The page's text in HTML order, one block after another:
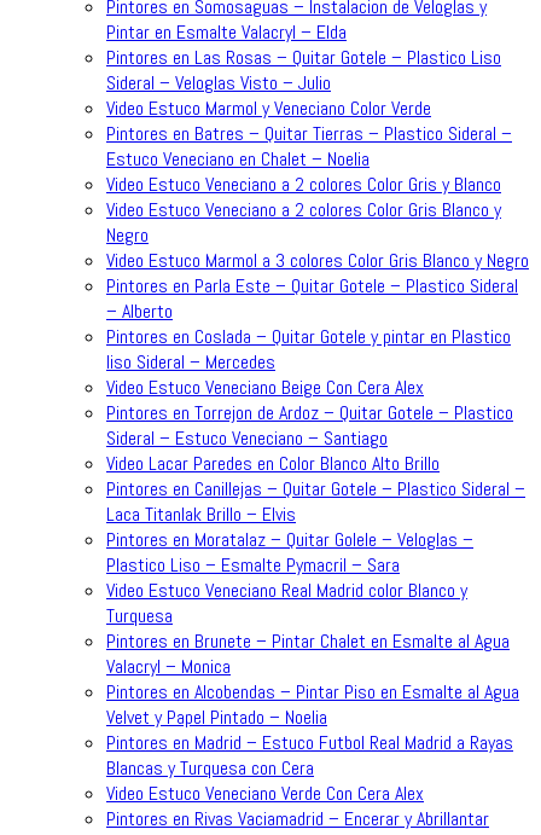
Pintores en Somosaguas – Instalacion de Veloglas y
Pintar en Esmalte Valacryl – Elda
Pintores en Las Rosas – Quitar Gotele – Plastico Liso
Sideral – Veloglas Visto – Julio
Video Estuco Marmol y Veneciano Color Verde
Pintores en Batres – Quitar Tierras – Plastico Sideral –
Estuco Veneciano en Chalet – Noelia
Video Estuco Veneciano a 2 colores Color Gris y Blanco
Video Estuco Veneciano a 2 colores Color Gris Blanco y
Negro
Video Estuco Marmol a 3 colores Color Gris Blanco y Negro
Pintores en Parla Este – Quitar Gotele – Plastico Sideral
– Alberto
Pintores en Coslada – Quitar Gotele y pintar en Plastico
liso Sideral – Mercedes
Video Estuco Veneciano Beige Con Cera Alex
Pintores en Torrejon de Ardoz – Quitar Gotele – Plastico
Sideral – Estuco Veneciano – Santiago
Video Lacar Paredes en Color Blanco Alto Brillo
Pintores en Canillejas – Quitar Gotele – Plastico Sideral –
Laca Titanlak Brillo – Elvis
Pintores en Moratalaz – Quitar Golele – Veloglas –
Plastico Liso – Esmalte Pymacril – Sara
Video Estuco Veneciano Real Madrid color Blanco y
Turquesa
Pintores en Brunete – Pintar Chalet en Esmalte al Agua
Valacryl – Monica
Pintores en Alcobendas – Pintar Piso en Esmalte al Agua
Velvet y Papel Pintado – Noelia
Pintores en Madrid – Estuco Futbol Real Madrid a Rayas
Blancas y Turquesa con Cera
Video Estuco Veneciano Verde Con Cera Alex
Pintores en Rivas Vaciamadrid – Encerar y Abrillantar